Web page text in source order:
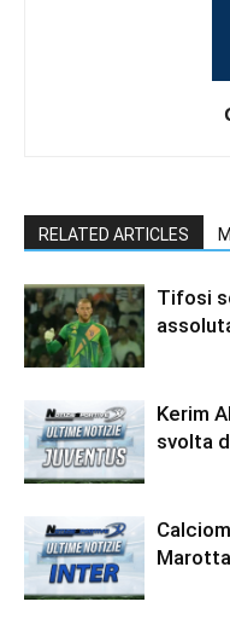
RELATED ARTICLES
Tifosi
Kerim
svolta